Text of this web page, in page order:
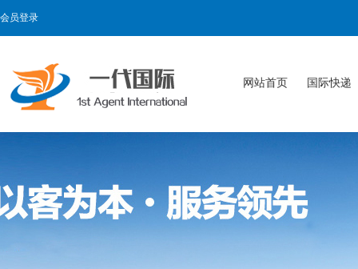
会员登录
网站首页 国际快递